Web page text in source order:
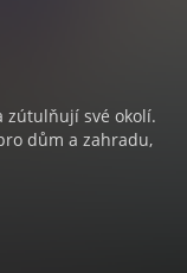
zútulňují své okolí.
dům a zahradu,